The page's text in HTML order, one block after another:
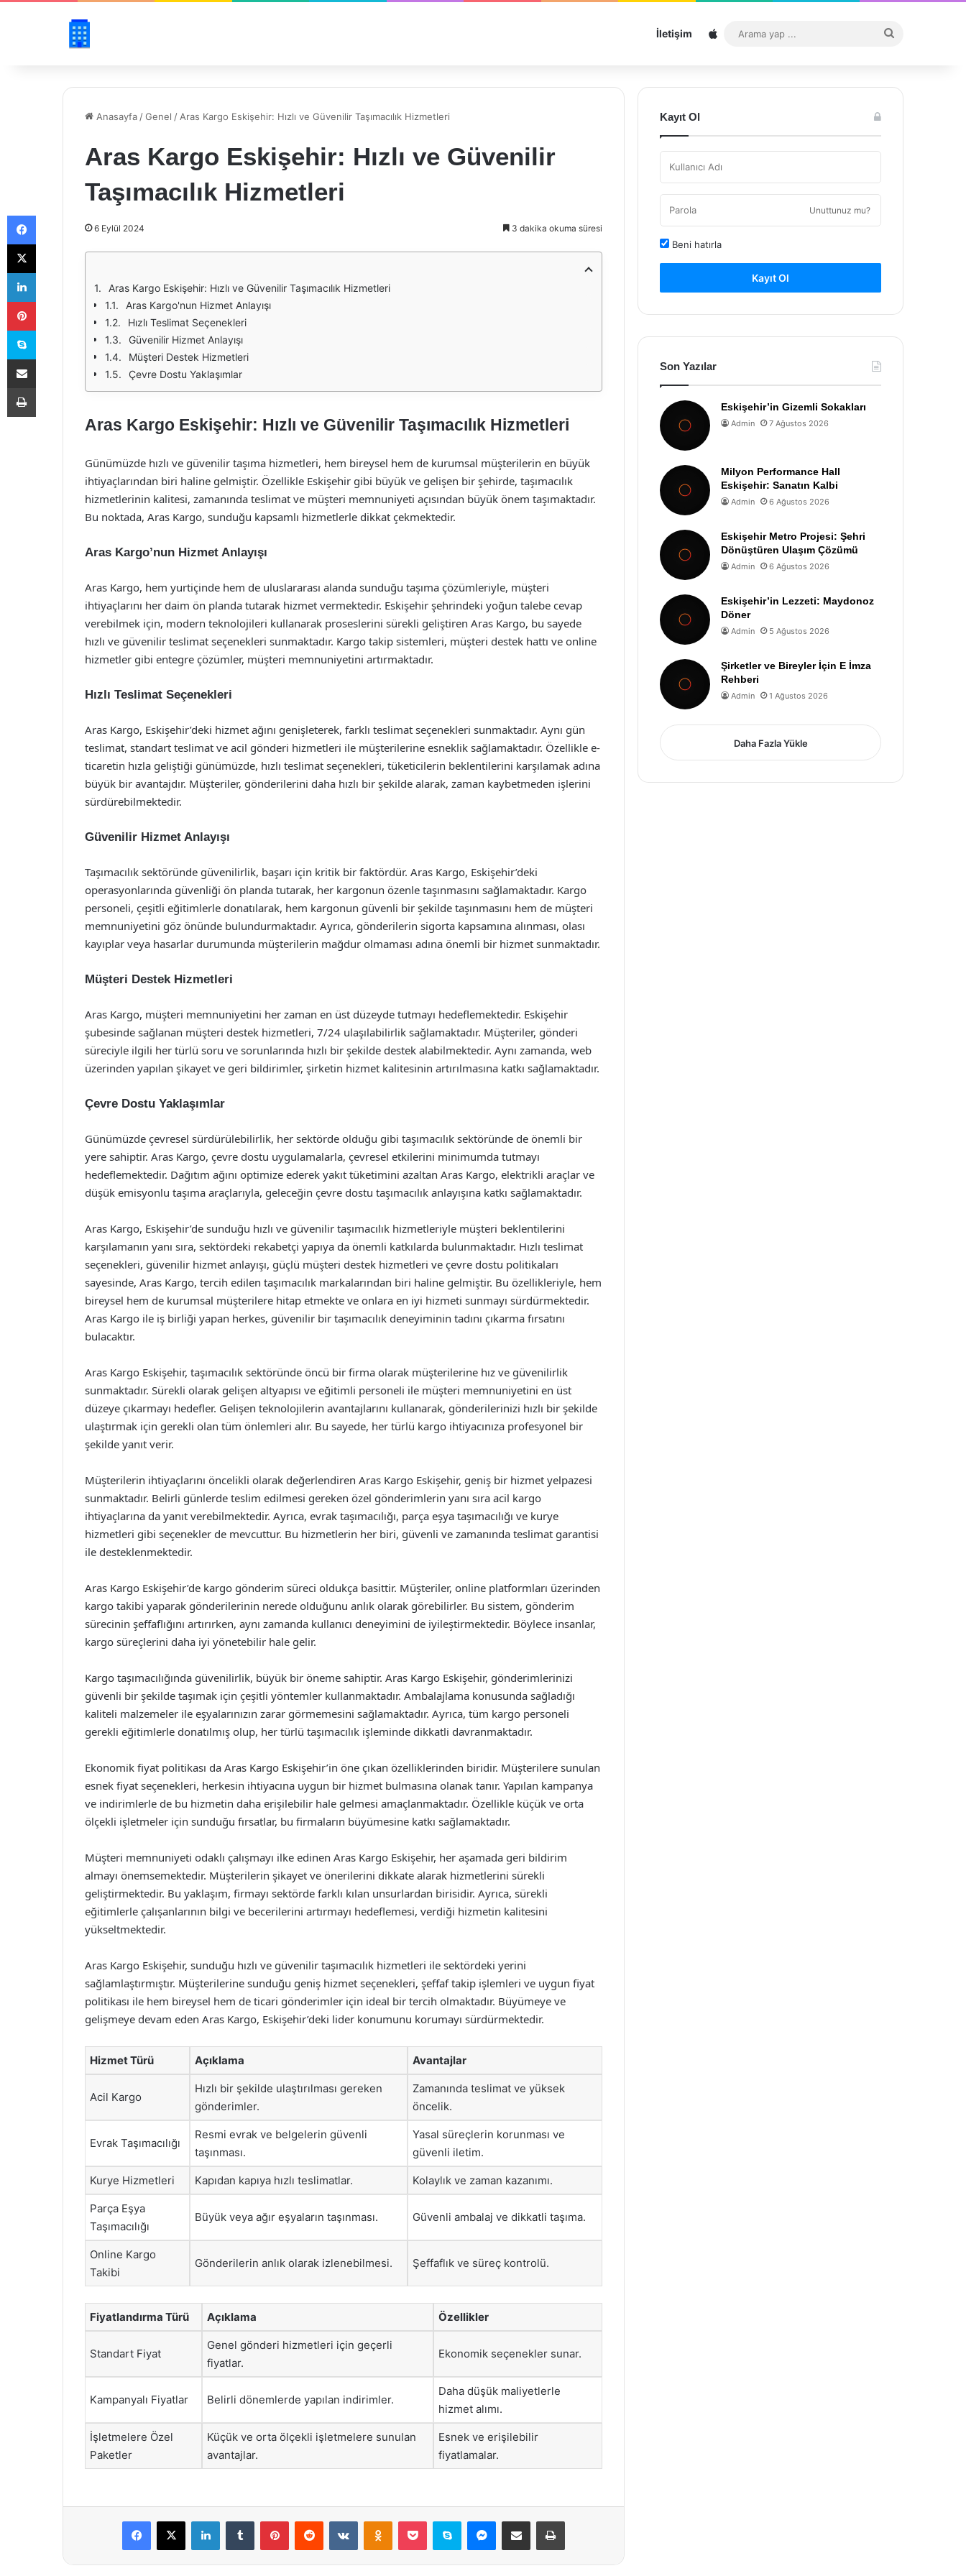
İletişim Sitemap
...
Anasayfa /Genel / Aras Kargo Eskişehir: Hızlı ve Güvenilir Taşımacılık Hizmetleri
Aras Kargo Eskişehir: Hızlı ve Güvenilir
Taşımacılık Hizmetleri
6 Eylül 2024 3 dakika okuma süresi
Aras Kargo Eskişehir: Hızlı ve Güvenilir Taşımacılık Hizmetleri
Aras Kargo'nun Hizmet Anlayışı
Hızlı Teslimat Seçenekleri
Güvenilir Hizmet Anlayışı
Müşteri Destek Hizmetleri
Çevre Dostu Yaklaşımlar
Aras Kargo Eskişehir: Hızlı ve Güvenilir Taşımacılık Hizmetleri
Günümüzde hızlı ve güvenilir taşıma hizmetleri, hem bireysel hem de kurumsal müşterilerin en büyük
ihtiyaçlarından biri haline gelmiştir. Özellikle Eskişehir gibi büyük ve gelişen bir şehirde, taşımacılık
hizmetlerinin kalitesi, zamanında teslimat ve müşteri memnuniyeti açısından büyük önem taşımaktadır.
Bu noktada, Aras Kargo, sunduğu kapsamlı hizmetlerle dikkat çekmektedir.
Aras Kargo’nun Hizmet Anlayışı
Aras Kargo, hem yurtiçinde hem de uluslararası alanda sunduğu taşıma çözümleriyle, müşteri
ihtiyaçlarını her daim ön planda tutarak hizmet vermektedir. Eskişehir şehrindeki yoğun talebe cevap
verebilmek için, modern teknolojileri kullanarak proseslerini sürekli geliştiren Aras Kargo, bu sayede
hızlı ve güvenilir teslimat seçenekleri sunmaktadır. Kargo takip sistemleri, müşteri destek hattı ve online
hizmetler gibi entegre çözümler, müşteri memnuniyetini artırmaktadır.
Hızlı Teslimat Seçenekleri
Aras Kargo, Eskişehir’deki hizmet ağını genişleterek, farklı teslimat seçenekleri sunmaktadır. Aynı gün
teslimat, standart teslimat ve acil gönderi hizmetleri ile müşterilerine esneklik sağlamaktadır. Özellikle e-
ticaretin hızla geliştiği günümüzde, hızlı teslimat seçenekleri, tüketicilerin beklentilerini karşılamak adına
büyük bir avantajdır. Müşteriler, gönderilerini daha hızlı bir şekilde alarak, zaman kaybetmeden işlerini
sürdürebilmektedir.
Güvenilir Hizmet Anlayışı
Taşımacılık sektöründe güvenilirlik, başarı için kritik bir faktördür. Aras Kargo, Eskişehir’deki
operasyonlarında güvenliği ön planda tutarak, her kargonun özenle taşınmasını sağlamaktadır. Kargo
personeli, çeşitli eğitimlerle donatılarak, hem kargonun güvenli bir şekilde taşınmasını hem de müşteri
memnuniyetini göz önünde bulundurmaktadır. Ayrıca, gönderilerin sigorta kapsamına alınması, olası
kayıplar veya hasarlar durumunda müşterilerin mağdur olmaması adına önemli bir hizmet sunmaktadır.
Müşteri Destek Hizmetleri
Aras Kargo, müşteri memnuniyetini her zaman en üst düzeyde tutmayı hedeflemektedir. Eskişehir
şubesinde sağlanan müşteri destek hizmetleri, 7/24 ulaşılabilirlik sağlamaktadır. Müşteriler, gönderi
süreciyle ilgili her türlü soru ve sorunlarında hızlı bir şekilde destek alabilmektedir. Aynı zamanda, web
üzerinden yapılan şikayet ve geri bildirimler, şirketin hizmet kalitesinin artırılmasına katkı sağlamaktadır.
Çevre Dostu Yaklaşımlar
Günümüzde çevresel sürdürülebilirlik, her sektörde olduğu gibi taşımacılık sektöründe de önemli bir
yere sahiptir. Aras Kargo, çevre dostu uygulamalarla, çevresel etkilerini minimumda tutmayı
hedeflemektedir. Dağıtım ağını optimize ederek yakıt tüketimini azaltan Aras Kargo, elektrikli araçlar ve
düşük emisyonlu taşıma araçlarıyla, geleceğin çevre dostu taşımacılık anlayışına katkı sağlamaktadır.
Aras Kargo, Eskişehir’de sunduğu hızlı ve güvenilir taşımacılık hizmetleriyle müşteri beklentilerini
karşılamanın yanı sıra, sektördeki rekabetçi yapıya da önemli katkılarda bulunmaktadır. Hızlı teslimat
seçenekleri, güvenilir hizmet anlayışı, güçlü müşteri destek hizmetleri ve çevre dostu politikaları
sayesinde, Aras Kargo, tercih edilen taşımacılık markalarından biri haline gelmiştir. Bu özellikleriyle, hem
bireysel hem de kurumsal müşterilere hitap etmekte ve onlara en iyi hizmeti sunmayı sürdürmektedir.
Aras Kargo ile iş birliği yapan herkes, güvenilir bir taşımacılık deneyiminin tadını çıkarma fırsatını
bulacaktır.
Aras Kargo Eskişehir, taşımacılık sektöründe öncü bir firma olarak müşterilerine hız ve güvenilirlik
sunmaktadır. Sürekli olarak gelişen altyapısı ve eğitimli personeli ile müşteri memnuniyetini en üst
düzeye çıkarmayı hedefler. Gelişen teknolojilerin avantajlarını kullanarak, gönderilerinizi hızlı bir şekilde
ulaştırmak için gerekli olan tüm önlemleri alır. Bu sayede, her türlü kargo ihtiyacınıza profesyonel bir
şekilde yanıt verir.
Müşterilerin ihtiyaçlarını öncelikli olarak değerlendiren Aras Kargo Eskişehir, geniş bir hizmet yelpazesi
sunmaktadır. Belirli günlerde teslim edilmesi gereken özel gönderimlerin yanı sıra acil kargo
ihtiyaçlarına da yanıt verebilmektedir. Ayrıca, evrak taşımacılığı, parça eşya taşımacılığı ve kurye
hizmetleri gibi seçenekler de mevcuttur. Bu hizmetlerin her biri, güvenli ve zamanında teslimat garantisi
ile desteklenmektedir.
Aras Kargo Eskişehir’de kargo gönderim süreci oldukça basittir. Müşteriler, online platformları üzerinden
kargo takibi yaparak gönderilerinin nerede olduğunu anlık olarak görebilirler. Bu sistem, gönderim
sürecinin şeffaflığını artırırken, aynı zamanda kullanıcı deneyimini de iyileştirmektedir. Böylece insanlar,
kargo süreçlerini daha iyi yönetebilir hale gelir.
Kargo taşımacılığında güvenilirlik, büyük bir öneme sahiptir. Aras Kargo Eskişehir, gönderimlerinizi
güvenli bir şekilde taşımak için çeşitli yöntemler kullanmaktadır. Ambalajlama konusunda sağladığı
kaliteli malzemeler ile eşyalarınızın zarar görmemesini sağlamaktadır. Ayrıca, tüm kargo personeli
gerekli eğitimlerle donatılmış olup, her türlü taşımacılık işleminde dikkatli davranmaktadır.
Ekonomik fiyat politikası da Aras Kargo Eskişehir’in öne çıkan özelliklerinden biridir. Müşterilere sunulan
esnek fiyat seçenekleri, herkesin ihtiyacına uygun bir hizmet bulmasına olanak tanır. Yapılan kampanya
ve indirimlerle de bu hizmetin daha erişilebilir hale gelmesi amaçlanmaktadır. Özellikle küçük ve orta
ölçekli işletmeler için sunduğu fırsatlar, bu firmaların büyümesine katkı sağlamaktadır.
Müşteri memnuniyeti odaklı çalışmayı ilke edinen Aras Kargo Eskişehir, her aşamada geri bildirim
almayı önemsemektedir. Müşterilerin şikayet ve önerilerini dikkate alarak hizmetlerini sürekli
geliştirmektedir. Bu yaklaşım, firmayı sektörde farklı kılan unsurlardan birisidir. Ayrıca, sürekli
eğitimlerle çalışanlarının bilgi ve becerilerini artırmayı hedeflemesi, verdiği hizmetin kalitesini
yükseltmektedir.
Aras Kargo Eskişehir, sunduğu hızlı ve güvenilir taşımacılık hizmetleri ile sektördeki yerini
sağlamlaştırmıştır. Müşterilerine sunduğu geniş hizmet seçenekleri, şeffaf takip işlemleri ve uygun fiyat
politikası ile hem bireysel hem de ticari gönderimler için ideal bir tercih olmaktadır. Büyümeye ve
gelişmeye devam eden Aras Kargo, Eskişehir’deki lider konumunu korumayı sürdürmektedir.
Hizmet Türü Açıklama Avantajlar
Acil Kargo
Hızlı bir şekilde ulaştırılması gereken
gönderimler.
Zamanında teslimat ve yüksek
öncelik.
Evrak Taşımacılığı
Resmi evrak ve belgelerin güvenli
taşınması.
Yasal süreçlerin korunması ve
güvenli iletim.
Kurye Hizmetleri Kapıdan kapıya hızlı teslimatlar. Kolaylık ve zaman kazanımı.
Parça Eşya
Taşımacılığı
Büyük veya ağır eşyaların taşınması. Güvenli ambalaj ve dikkatli taşıma.
Online Kargo
Takibi
Gönderilerin anlık olarak izlenebilmesi. Şeffaflık ve süreç kontrolü.
Fiyatlandırma Türü Açıklama Özellikler
Standart Fiyat
Genel gönderi hizmetleri için geçerli
fiyatlar.
Ekonomik seçenekler sunar.
Kampanyalı Fiyatlar Belirli dönemlerde yapılan indirimler.
Daha düşük maliyetlerle
hizmet alımı.
İşletmelere Özel
Paketler
Küçük ve orta ölçekli işletmelere sunulan
avantajlar.
Esnek ve erişilebilir
fiyatlamalar.
Facebook
X LinkedInTumblr PinterestReddit VKontakteOdnoklassniki
Pocket Skype Messenger
E-Posta ile paylaş Yazdır
Kayıt Ol
Unuttunuz mu?
Beni hatırla
Kayıt Ol
Son Yazılar
Eskişehir’in Gizemli Sokakları
Admin 7 Ağustos 2026
Milyon Performance Hall
Eskişehir: Sanatın Kalbi
Admin 6 Ağustos 2026
Eskişehir Metro Projesi: Şehri
Dönüştüren Ulaşım Çözümü
Admin 6 Ağustos 2026
Eskişehir’in Lezzeti: Maydonoz
Döner
Admin 5 Ağustos 2026
Şirketler ve Bireyler İçin E İmza
Rehberi
Admin 1 Ağustos 2026
Daha Fazla Yükle
Facebook
X
LinkedIn
Pinterest
Skype
E-Posta ile paylaş